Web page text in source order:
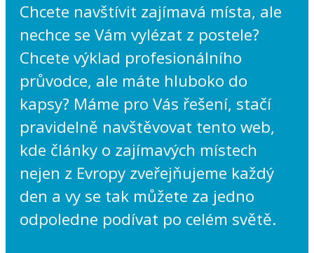
Chcete navštívit zajímavá místa, ale
nechce se Vám vylézat z postele?
Chcete výklad profesionálního
průvodce, ale máte hluboko do
kapsy? Máme pro Vás řešení, stačí
pravidelně navštěvovat tento web,
kde články o zajímavých místech
nejen z Evropy zveřejňujeme každý
den a vy se tak můžete za jedno
odpoledne podívat po celém světě.